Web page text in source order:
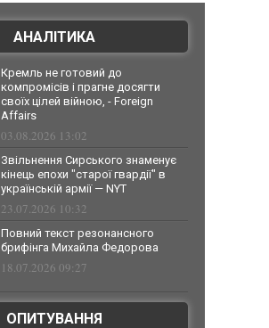
АНАЛІТИКА
Кремль не готовий до
компромісів і прагне досягти
своїх цілей війною, - Foreign
Affairs
03.08.2026 13:02
Звільнення Сирського знаменує
кінець епохи "старої гвардії" в
українській армії — NYT
23.07.2026 10:32
Повний текст резонансного
брифінга Михайла Федорова
18.07.2026 09:27
ОПИТУВАННЯ